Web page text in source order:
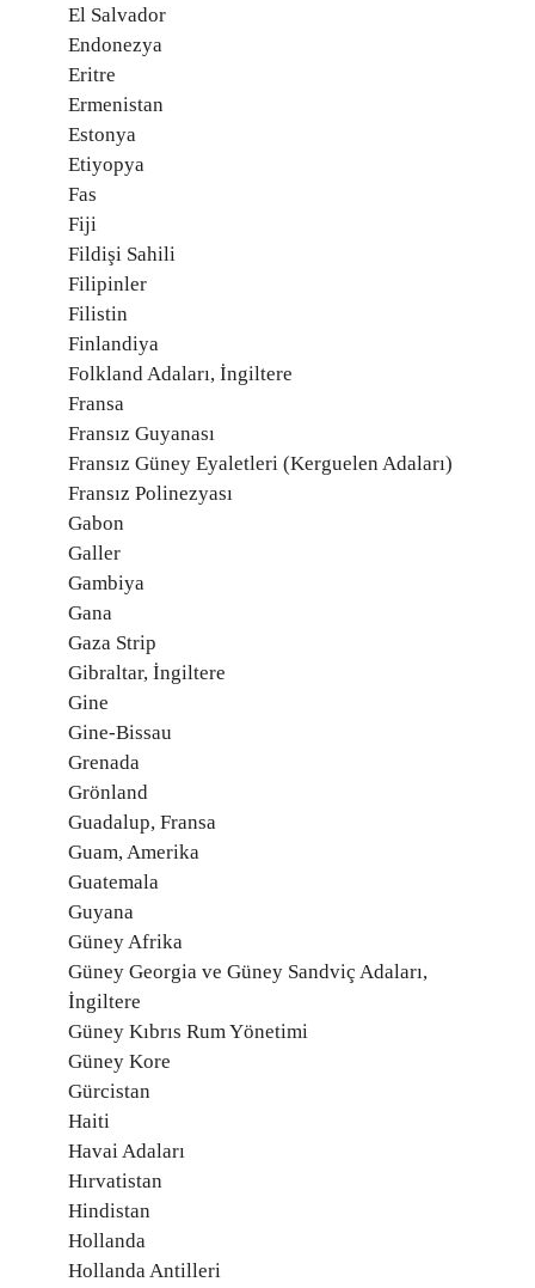
El Salvador
Endonezya
Eritre
Ermenistan
Estonya
Etiyopya
Fas
Fiji
Fildişi Sahili
Filipinler
Filistin
Finlandiya
Folkland Adaları, İngiltere
Fransa
Fransız Guyanası
Fransız Güney Eyaletleri (Kerguelen Adaları)
Fransız Polinezyası
Gabon
Galler
Gambiya
Gana
Gaza Strip
Gibraltar, İngiltere
Gine
Gine-Bissau
Grenada
Grönland
Guadalup, Fransa
Guam, Amerika
Guatemala
Guyana
Güney Afrika
Güney Georgia ve Güney Sandviç Adaları,
İngiltere
Güney Kıbrıs Rum Yönetimi
Güney Kore
Gürcistan
Haiti
Havai Adaları
Hırvatistan
Hindistan
Hollanda
Hollanda Antilleri